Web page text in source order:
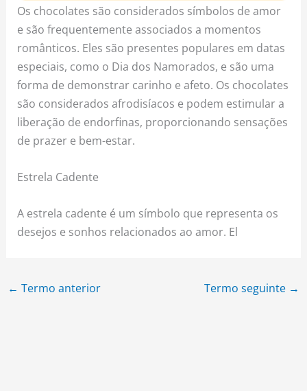
Os chocolates são considerados símbolos de amor
e são frequentemente associados a momentos
românticos. Eles são presentes populares em datas
especiais, como o Dia dos Namorados, e são uma
forma de demonstrar carinho e afeto. Os chocolates
são considerados afrodisíacos e podem estimular a
liberação de endorfinas, proporcionando sensações
de prazer e bem-estar.
Estrela Cadente
A estrela cadente é um símbolo que representa os
desejos e sonhos relacionados ao amor. El
← Termo anterior Termo seguinte →